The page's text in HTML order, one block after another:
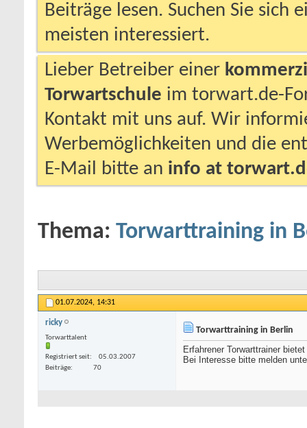
Beiträge lesen. Suchen Sie sich
meisten interessiert.
Lieber Betreiber einer
Torwartschule im torwart.de-
Kontakt mit uns auf. Wir
Werbemöglichkeiten und die
E-Mail bitte an info at
Thema: Torwarttraining in
01.07.2024, 14:31
ricky
Torwarttalent
Registriert seit
05.03.2007
Beiträge
70
Torwarttraining in Berlin
Erfahrener Torwarttrainer
Bei Interesse bitte melden